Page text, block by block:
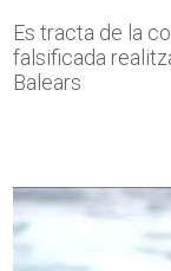
Es tracta de la
falsificada
Balears